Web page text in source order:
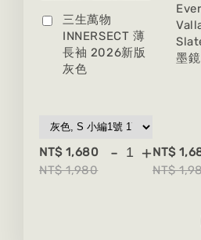
三生萬物
INNERSECT 薄
長袖 2026新版
灰色
NT$ 1,680
NT$ 1,980
- +
墨鏡
NT$
NT$